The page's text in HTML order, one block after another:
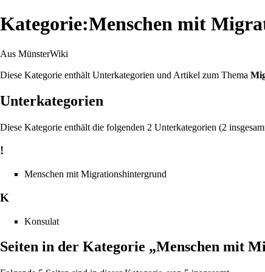
Kategorie:Menschen mit
Aus MünsterWiki
Diese Kategorie enthält Unterkategorien und Artikel zum Thema
Unterkategorien
Diese Kategorie enthält die folgenden 2 Unterkategorien (2
!
Menschen mit Migrationshintergrund
K
Konsulat
Seiten in der Kategorie „Menschen mit